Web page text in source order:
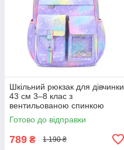
Шкільний рюкзак для дівчинки
43 см 3–8 клас з
вентильованою спинкою
Райдужний Фіолетовий
(61184)
Готово до відправки
789 ₴ 1 190 ₴